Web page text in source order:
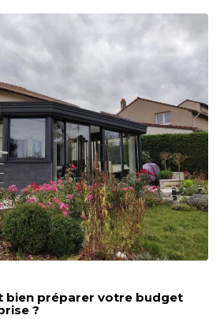
bien préparer votre budget
?